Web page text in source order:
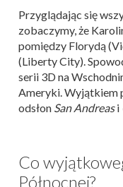
Przyglądając się
zobaczymy, że
pomiędzy Florydą
(Liberty City).
serii 3D na
Ameryki. Wyjątkiem
odsłon San Andreasi
Co
Północnej?